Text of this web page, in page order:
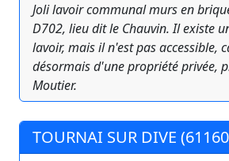
Joli lavoir communal murs en
D702, lieu dit le Chauvin. Il existe
lavoir, mais il n'est pas accessible,
désormais d'une propriété privée,
Moutier.
TOURNAI SUR DIVE